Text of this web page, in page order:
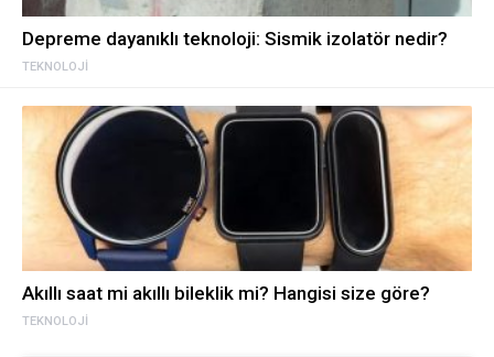
TEKNOLOJI
Depreme dayanıklı teknoloji: Sismik izolatör nedir?
TEKNOLOJI
Akıllı saat mi akıllı bileklik mi? Hangisi size göre?